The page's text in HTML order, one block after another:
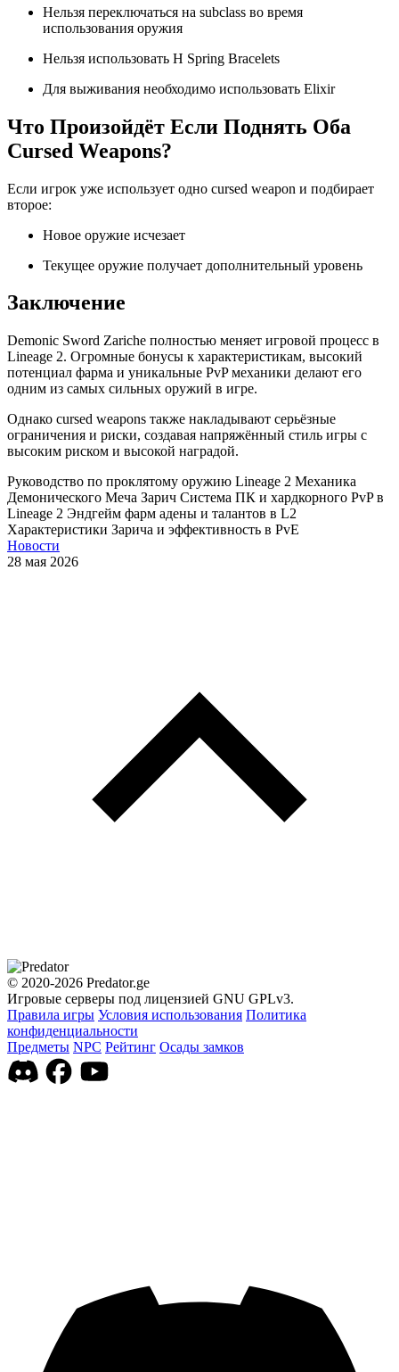
Нельзя переключаться на subclass во время
использования оружия
Нельзя использовать H Spring Bracelets
Для выживания необходимо использовать Elixir
Что Произойдёт Если Поднять Оба
Cursed Weapons?
Если игрок уже использует одно cursed weapon и подбирает
второе:
Новое оружие исчезает
Текущее оружие получает дополнительный уровень
Заключение
Demonic Sword Zariche полностью меняет игровой процесс в
Lineage 2. Огромные бонусы к характеристикам, высокий
потенциал фарма и уникальные PvP механики делают его
одним из самых сильных оружий в игре.
Однако cursed weapons также накладывают серьёзные
ограничения и риски, создавая напряжённый стиль игры с
высоким риском и высокой наградой.
Руководство по проклятому оружию Lineage 2 Механика
Демонического Меча Зарич Система ПК и хардкорного PvP в
Lineage 2 Эндгейм фарм адены и талантов в L2
Характеристики Зарича и эффективность в PvE
Новости
28 мая 2026
© 2020-2026 Predator.ge
Игровые серверы под лицензией GNU GPLv3.
Правила игры Условия использования Политика
конфиденциальности
Предметы NPC Рейтинг Осады замков